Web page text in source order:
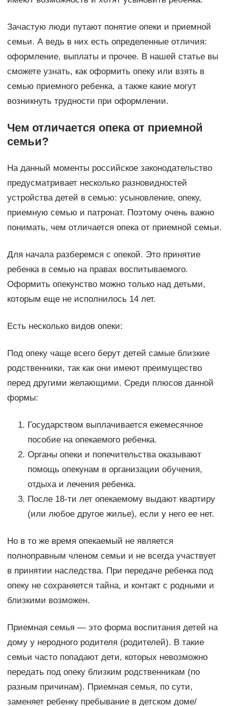
Зачастую люди путают понятие опеки и приемной
семьи. А ведь в них есть определенные отличия:
оформление, выплаты и прочее. В нашей статье вы
сможете узнать, как оформить опеку или взять в
семью приемного ребенка, а также какие могут
возникнуть трудности при оформлении.
Чем отличается опека от приемной
семьи?
На данный моменты российское законодательство
предусматривает несколько разновидностей
устройства детей в семью: усыновление, опеку,
приемную семью и патронат. Поэтому очень важно
понимать, чем отличается опека от приемной семьи.
Для начала разберемся с опекой. Это принятие
ребенка в семью на правах воспитываемого.
Оформить опекунство можно только над детьми,
которым еще не исполнилось 14 лет.
Есть несколько видов опеки:
Под опеку чаще всего берут детей самые близкие
родственники, так как они имеют преимущество
перед другими желающими. Среди плюсов данной
формы:
Государством выплачивается ежемесячное
пособие на опекаемого ребенка.
Органы опеки и попечительства оказывают
помощь опекунам в организации обучения,
отдыха и лечения ребенка.
После 18-ти лет опекаемому выдают квартиру
(или любое другое жилье), если у него ее нет.
Но в то же время опекаемый не является
полноправным членом семьи и не всегда участвует
в принятии наследства. При передаче ребенка под
опеку не сохраняется тайна, и контакт с родными и
близкими возможен.
Приемная семья — это форма воспитания детей на
дому у неродного родителя (родителей). В такие
семьи часто попадают дети, которых невозможно
передать под опеку близким родственникам (по
разным причинам). Приемная семья, по сути,
заменяет ребенку пребывание в детском доме/